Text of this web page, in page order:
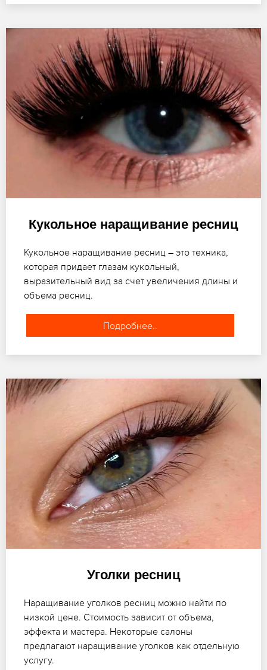
Кукольное наращивание ресниц
Кукольное наращивание ресниц – это техника,
которая придает глазам кукольный,
выразительный вид за счет увеличения длины и
объема ресниц.
Подробнее..
Уголки ресниц
Наращивание уголков ресниц можно найти по
низкой цене. Стоимость зависит от объема,
эффекта и мастера. Некоторые салоны
предлагают наращивание уголков как отдельную
услугу.